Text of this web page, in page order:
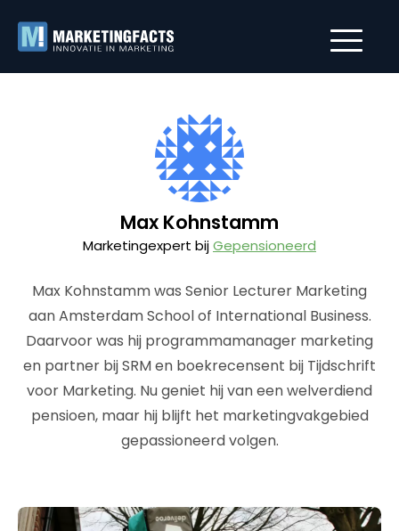
Max Kohnstamm
Marketingexpert bijGepensioneerd
Max Kohnstamm was Senior Lecturer Marketing
aan Amsterdam School of International Business.
Daarvoor was hij programmamanager marketing
en partner bij SRM en boekrecensent bij Tijdschrift
voor Marketing. Nu geniet hij van een welverdiend
pensioen, maar hij blijft het marketingvakgebied
gepassioneerd volgen.